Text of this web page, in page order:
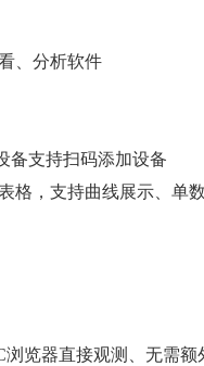
、分析软件
备支持扫码添加设备
格，支持曲线展示、单
浏览器直接观测、无需额